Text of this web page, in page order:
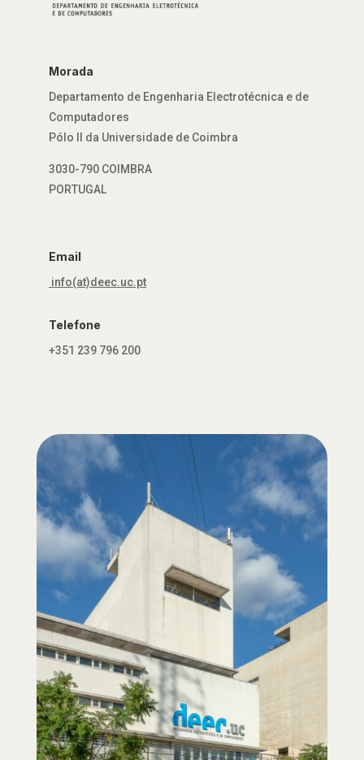
Morada
Departamento de Engenharia Electrotécnica e de
Computadores
Pólo II da Universidade de Coimbra
3030-790 COIMBRA
PORTUGAL
Email
info(at)deec.uc.pt
Telefone
+351 239 796 200